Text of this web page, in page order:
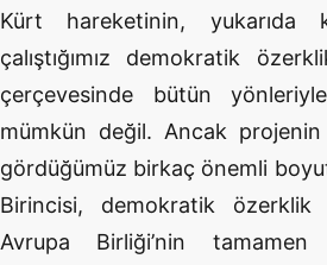
Kürt hareketinin, yukarıda
çalıştığımız demokratik
çerçevesinde bütün
mümkün değil. Ancak projenin
gördüğümüz birkaç önemli
Birincisi, demokratik
Avrupa Birliği’nin tamamen